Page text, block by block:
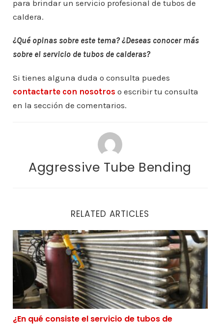
para brindar un servicio profesional de tubos de
caldera.
¿Qué opinas sobre este tema? ¿Deseas conocer más
sobre el servicio de tubos de calderas?
Si tienes alguna duda o consulta puedes
contactarte con nosotros o escribir tu consulta
en la sección de comentarios.
Aggressive Tube Bending
RELATED ARTICLES
¿En qué consiste el servicio de tubos de caldera?
¿En qué consiste el servicio de tubos de